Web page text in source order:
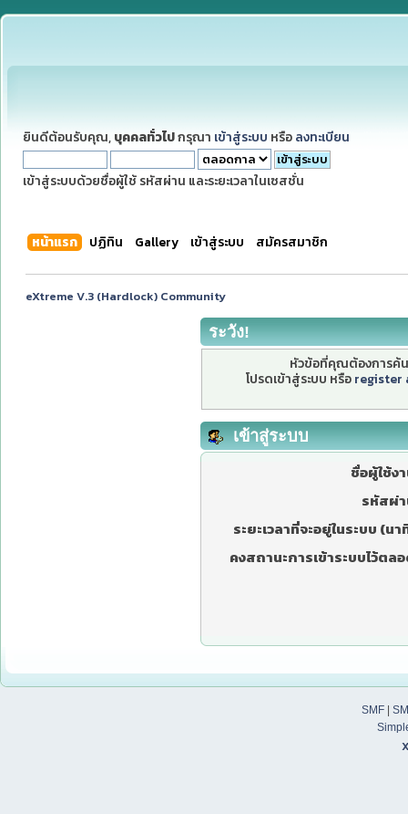
ยินดีต้อนรับคุณ, บุคคลทั่วไปกรุณา เข้าสู่ระบบ หรือ ลงทะเบียน
เข้าสู่ระบบด้วยชื่อผู้ใช้ รหัสผ่าน และระยะเวลาในเซสชั่น
หน้าแรก ปฏิทิน Gallery เข้าสู่ระบบ สมัครสมาชิก
eXtreme V.3 (Hardlock) Community
ระวัง!
หัวข้อที่คุณต้องการค้
โปรดเข้าสู่ระบบ หรือ register
เข้าสู่ระบบ
ชื่อผู้ใช้ง
รหัสผ่
ระยะเวลาที่จะอยู่ในระบบ (นา
คงสถานะการเข้าระบบไว้ตล
SMF|